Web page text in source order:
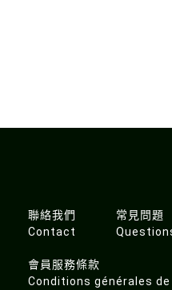
聯絡我們
Contact
常見問題
會員服務條款
Conditions générales